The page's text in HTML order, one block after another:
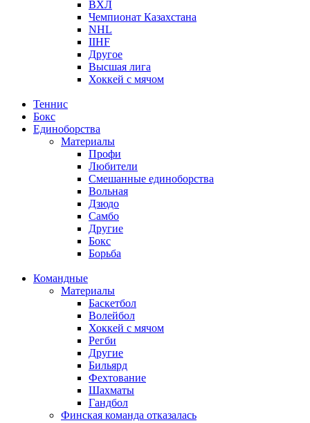
ВХЛ
Чемпионат Казахстана
NHL
IIHF
Другое
Высшая лига
Хоккей с мячом
Теннис
Бокс
Единоборства
Материалы
Профи
Любители
Смешанные единоборства
Вольная
Дзюдо
Самбо
Другие
Бокс
Борьба
Командные
Материалы
Баскетбол
Волейбол
Хоккей с мячом
Регби
Другие
Бильярд
Фехтование
Шахматы
Гандбол
Финская команда отказалась